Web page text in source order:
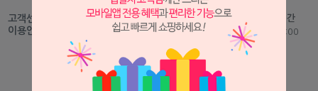
고객센터
이용안내
1599-2875
Fax : 051-465-5459
help@seilglobal.co.kr
고객센터 운영시간
평일 09:00 - 18:00
1:1 문의하기 고객센터